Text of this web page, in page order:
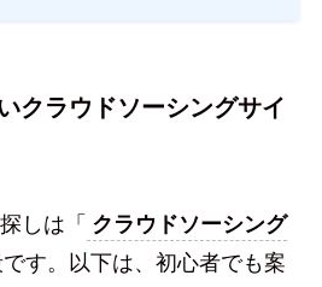
クラウドソーシングサイ
しは「 クラウドソーシング
です。以下は、初心者でも案